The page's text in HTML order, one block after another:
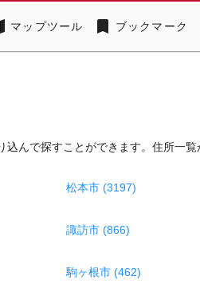
マップツール bookmark ブックマーク
んで探すことができます。住所一
松本市 (3197)
諏訪市 (866)
駒ヶ根市 (462)